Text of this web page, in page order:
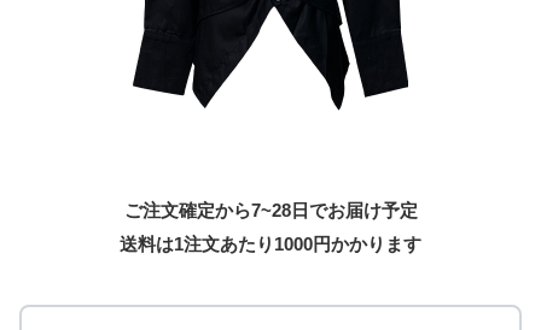
ご注文確定から7~28日でお届け予定
送料は1注文あたり 1000円かかります